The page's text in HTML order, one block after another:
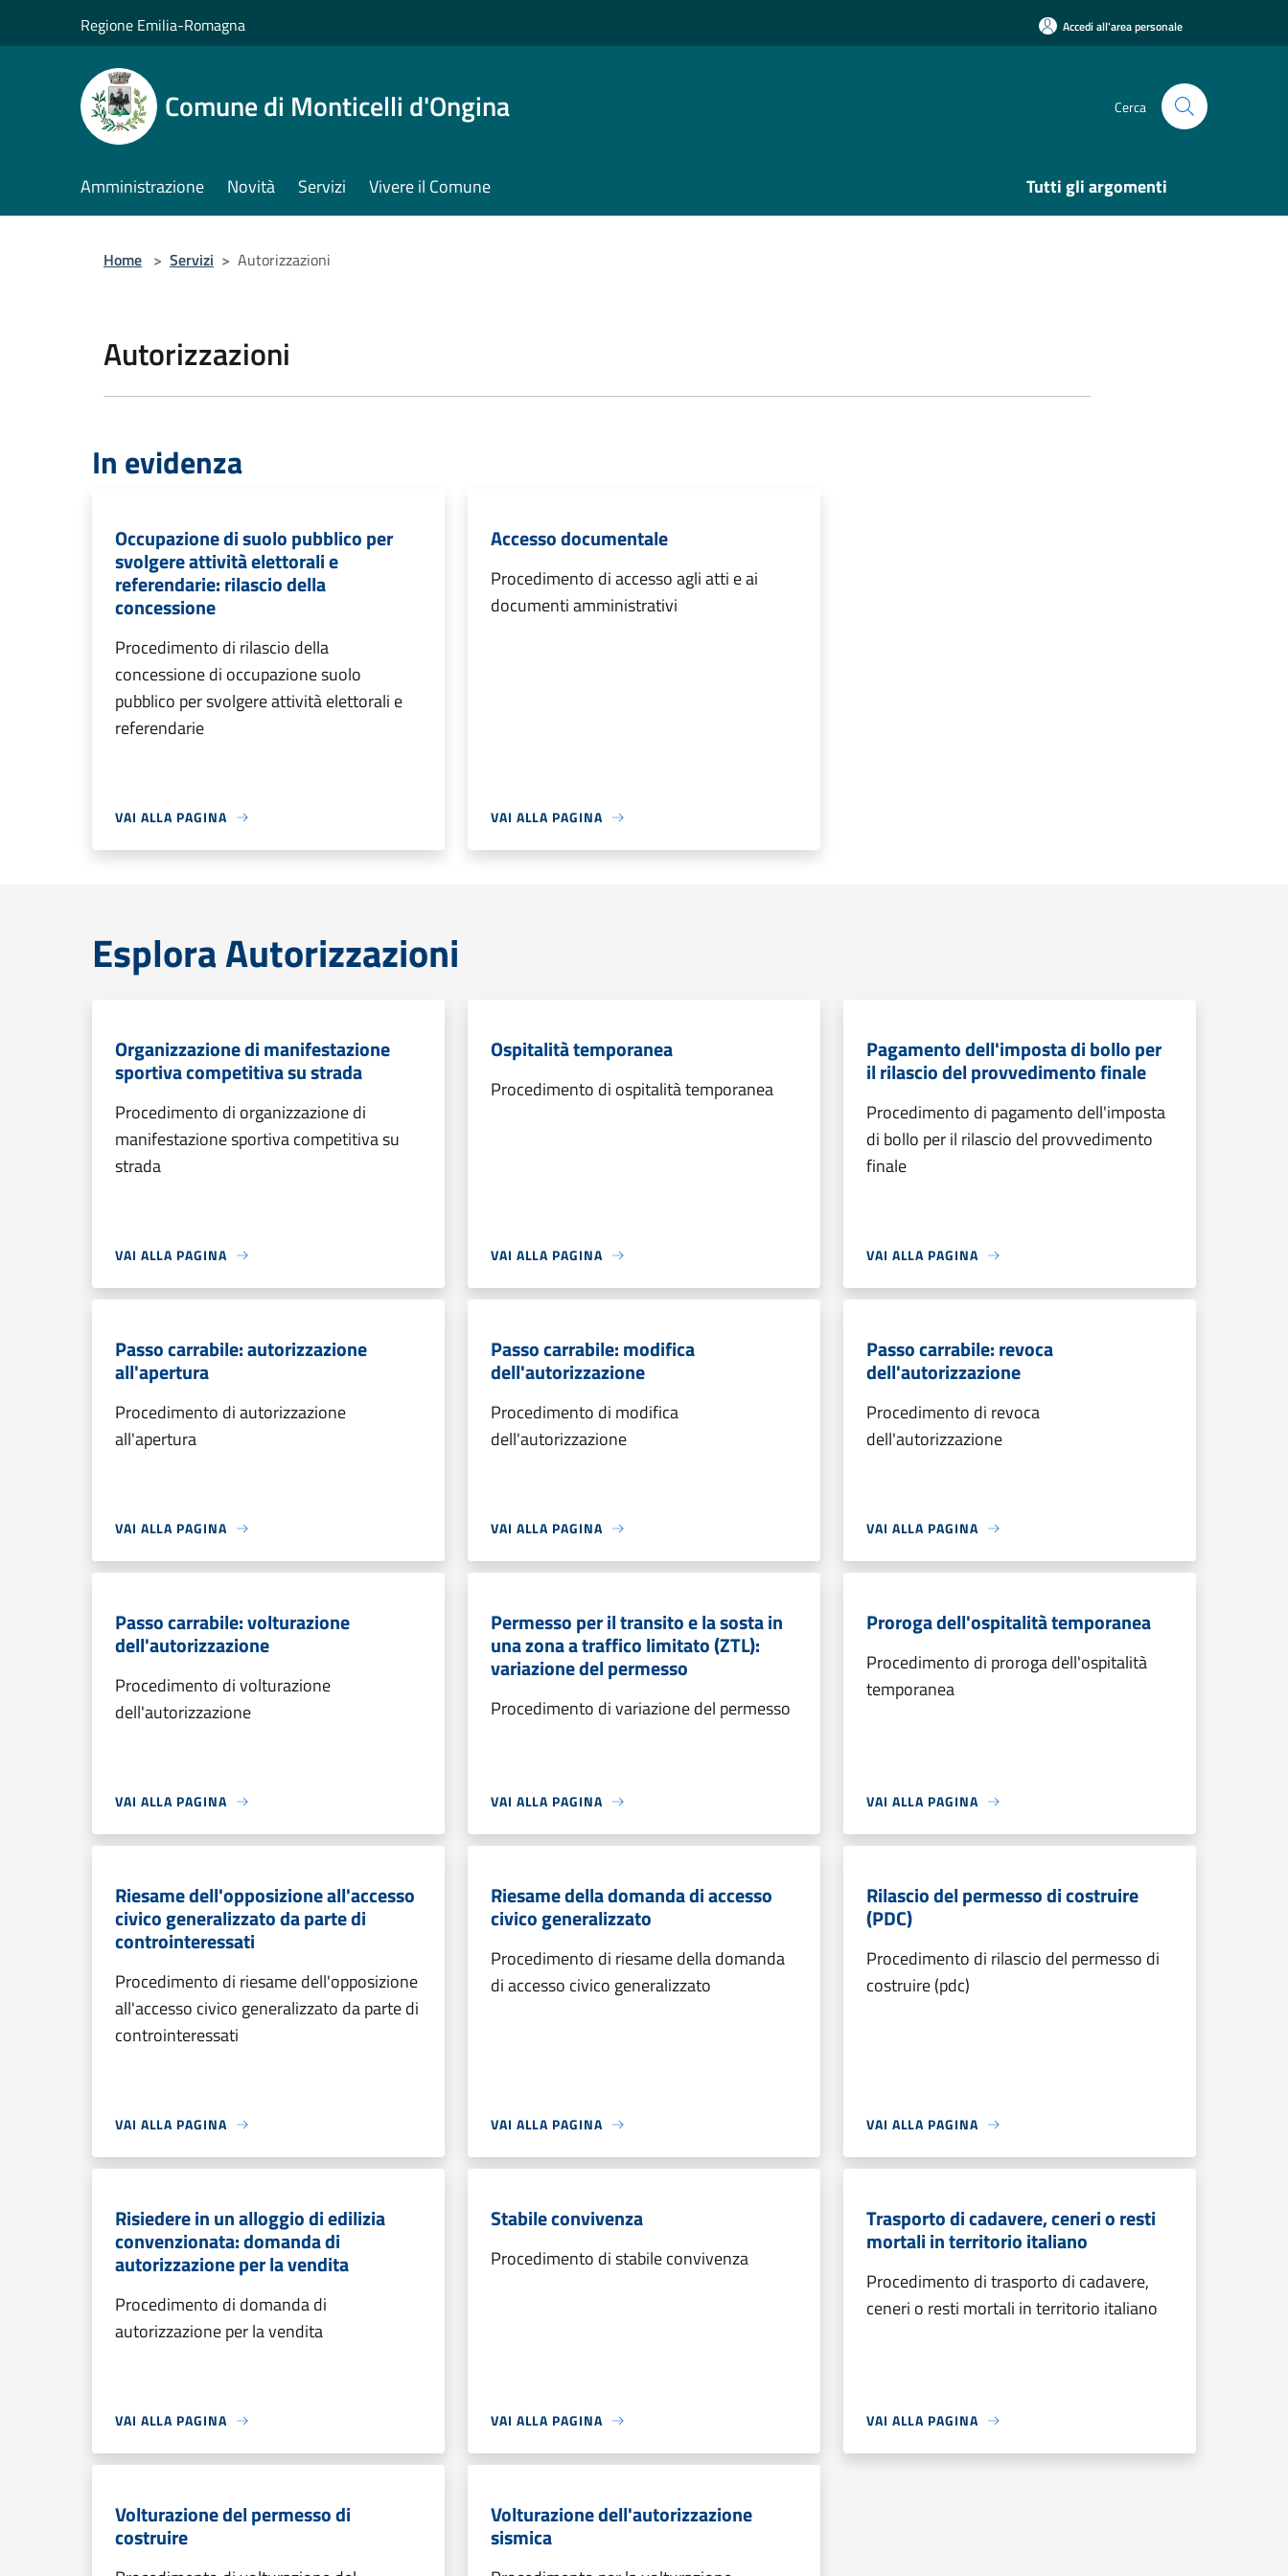
Regione Emilia-Romagna Accedi all'area personale
Comune di Monticelli d'Ongina Cerca
Amministrazione Novità Servizi Vivere il Comune Tutti gli argomenti
Home > Servizi > Autorizzazioni
Autorizzazioni
In evidenza
Occupazione di suolo pubblico per
svolgere attività elettorali e
referendarie: rilascio della
concessione
Procedimento di rilascio della
concessione di occupazione suolo
pubblico per svolgere attività elettorali e
referendarie
VAI ALLA PAGINA
Accesso documentale
Procedimento di accesso agli atti e ai
documenti amministrativi
VAI ALLA PAGINA
Esplora Autorizzazioni
Organizzazione di manifestazione
sportiva competitiva su strada
Procedimento di organizzazione di
manifestazione sportiva competitiva su
strada
VAI ALLA PAGINA
Ospitalità temporanea
Procedimento di ospitalità temporanea
VAI ALLA PAGINA
Pagamento dell'imposta di bollo per
il rilascio del provvedimento finale
Procedimento di pagamento dell'imposta
di bollo per il rilascio del provvedimento
finale
VAI ALLA PAGINA
Passo carrabile: autorizzazione
all'apertura
Procedimento di autorizzazione
all'apertura
VAI ALLA PAGINA
Passo carrabile: modifica
dell'autorizzazione
Procedimento di modifica
dell'autorizzazione
VAI ALLA PAGINA
Passo carrabile: revoca
dell'autorizzazione
Procedimento di revoca
dell'autorizzazione
VAI ALLA PAGINA
Passo carrabile: volturazione
dell'autorizzazione
Procedimento di volturazione
dell'autorizzazione
VAI ALLA PAGINA
Permesso per il transito e la sosta in
una zona a traffico limitato (ZTL):
variazione del permesso
Procedimento di variazione del permesso
VAI ALLA PAGINA
Proroga dell'ospitalità temporanea
Procedimento di proroga dell'ospitalità
temporanea
VAI ALLA PAGINA
Riesame dell'opposizione all'accesso
civico generalizzato da parte di
controinteressati
Procedimento di riesame dell'opposizione
all'accesso civico generalizzato da parte di
controinteressati
VAI ALLA PAGINA
Riesame della domanda di accesso
civico generalizzato
Procedimento di riesame della domanda
di accesso civico generalizzato
VAI ALLA PAGINA
Rilascio del permesso di costruire
(PDC)
Procedimento di rilascio del permesso di
costruire (pdc)
VAI ALLA PAGINA
Risiedere in un alloggio di edilizia
convenzionata: domanda di
autorizzazione per la vendita
Procedimento di domanda di
autorizzazione per la vendita
VAI ALLA PAGINA
Stabile convivenza
Procedimento di stabile convivenza
VAI ALLA PAGINA
Trasporto di cadavere, ceneri o resti
mortali in territorio italiano
Procedimento di trasporto di cadavere,
ceneri o resti mortali in territorio italiano
VAI ALLA PAGINA
Volturazione del permesso di
costruire
Volturazione dell'autorizzazione
sismica